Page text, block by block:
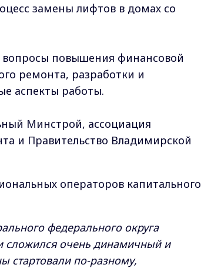
замены лифтов в домах со
повышения финансовой
ремонта, разработки и
аспекты работы.
Минстрой, ассоциация
и Правительство Владимирской
операторов капитального
федерального округа
сложился очень динамичный и
стартовали по-разному,